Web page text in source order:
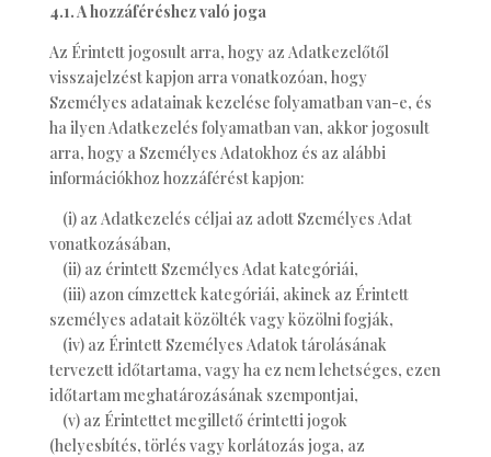
4.1. A hozzáféréshez való joga
Az Érintett jogosult arra, hogy az Adatkezelőtől
visszajelzést kapjon arra vonatkozóan, hogy
Személyes adatainak kezelése folyamatban van-e, és
ha ilyen Adatkezelés folyamatban van, akkor jogosult
arra, hogy a Személyes Adatokhoz és az alábbi
információkhoz hozzáférést kapjon:
(i) az Adatkezelés céljai az adott Személyes Adat
vonatkozásában,
(ii) az érintett Személyes Adat kategóriái,
(iii) azon címzettek kategóriái, akinek az Érintett
személyes adatait közölték vagy közölni fogják,
(iv) az Érintett Személyes Adatok tárolásának
tervezett időtartama, vagy ha ez nem lehetséges, ezen
időtartam meghatározásának szempontjai,
(v) az Érintettet megillető érintetti jogok
(helyesbítés, törlés vagy korlátozás joga, az